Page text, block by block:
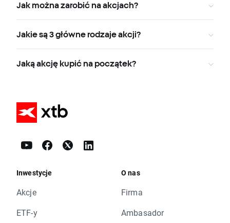
Jak można zarobić na akcjach?
Jakie są 3 główne rodzaje akcji?
Jaką akcję kupić na początek?
Inwestycje
Akcje
ETF-y
O nas
Firma
Ambasador